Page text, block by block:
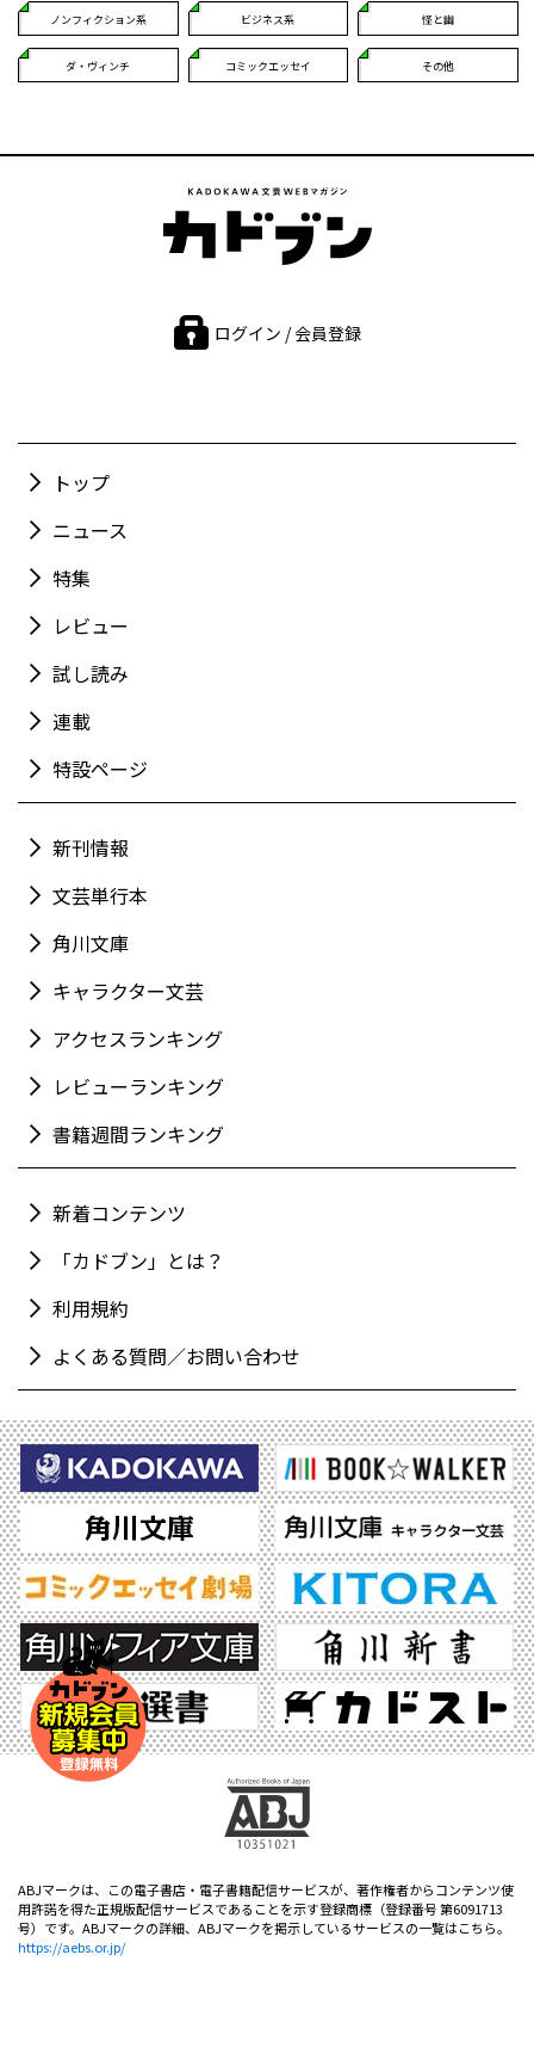
ノンフィクション系 ビジネス系 怪と幽
ダ・ヴィンチ コミックエッセイ その他
ログイン / 会員登録
トップ
ニュース
特集
レビュー
試し読み
連載
特設ページ
新刊情報
文芸単行本
角川文庫
キャラクター文芸
アクセスランキング
レビューランキング
書籍週間ランキング
新着コンテンツ
「カドブン」とは？
利用規約
よくある質問／お問い合わせ
ABJマークは、この電子書店・電子書籍配信サービスが、著作権者からコンテンツ使
用許諾を得た正規版配信サービスであることを示す登録商標（登録番号 第6091713
号）です。ABJマークの詳細、ABJマークを掲示しているサービスの一覧はこちら。
https://aebs.or.jp/